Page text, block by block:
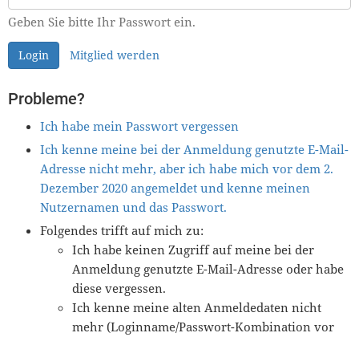
Geben Sie bitte Ihr Passwort ein.
Login Mitglied werden
Probleme?
Ich habe mein Passwort vergessen
Ich kenne meine bei der Anmeldung genutzte E-Mail-
Adresse nicht mehr, aber ich habe mich vor dem 2.
Dezember 2020 angemeldet und kenne meinen
Nutzernamen und das Passwort.
Folgendes trifft auf mich zu:
Ich habe keinen Zugriff auf meine bei der
Anmeldung genutzte E-Mail-Adresse oder habe
diese vergessen.
Ich kenne meine alten Anmeldedaten nicht
mehr (Loginname/Passwort-Kombination vor